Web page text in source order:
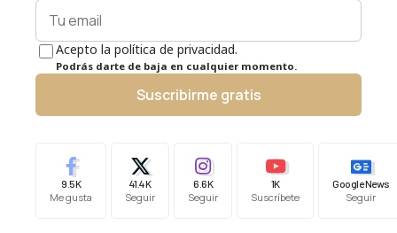
Acepto la política de privacidad.
Podrás darte de baja en cualquier momento.
Suscribirme gratis
9.5K
Me gusta
41.4K
Seguir
6.6K
Seguir
1K
Suscríbete
Google News
Seguir